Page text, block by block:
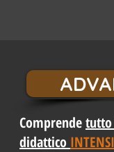
Comprendetutto
didattico